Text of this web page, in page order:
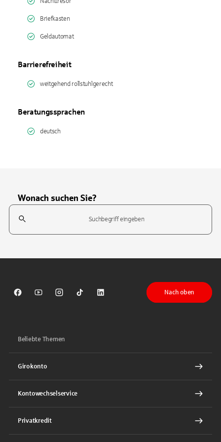
Briefkasten
Geldautomat
Barrierefreiheit
weitgehend rollstuhlgerecht
Beratungssprachen
deutsch
Wonach suchen Sie?
Suchfeld
Sparkasse auf Facebook
Sparkasse auf Youtube
Sparkasse auf Instagram
Sparkasse auf TikTok
Sparkasse auf LinkedIn
Nach oben
Beliebte Themen
Girokonto
Kontowechselservice
Privatkredit